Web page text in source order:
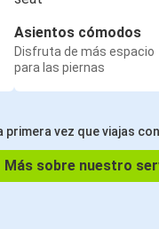
Asientos cómodos
Disfruta de más espacio
para las piernas
primera vez que viajas
Más sobre nuestro